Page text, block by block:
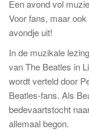
Een avond vol
Voor fans, maar
avondje uit!
In de muzikale
van The Beatles in
wordt verteld door
Beatles-fans. Als
bedevaartstocht
allemaal begon.